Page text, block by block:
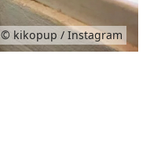
© kikopup / Instagram